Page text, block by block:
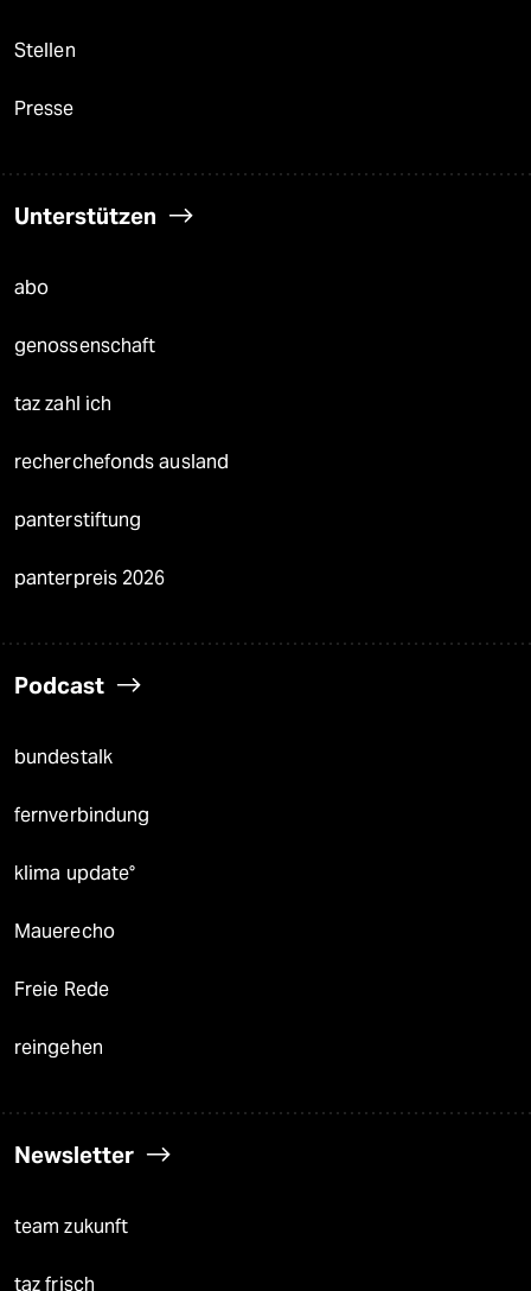
Stellen
Presse
Unterstützen
abo
genossenschaft
taz zahl ich
recherchefonds ausland
panterstiftung
panterpreis 2026
Podcast
bundestalk
fernverbindung
klima update°
Mauerecho
Freie Rede
reingehen
Newsletter
team zukunft
taz frisch